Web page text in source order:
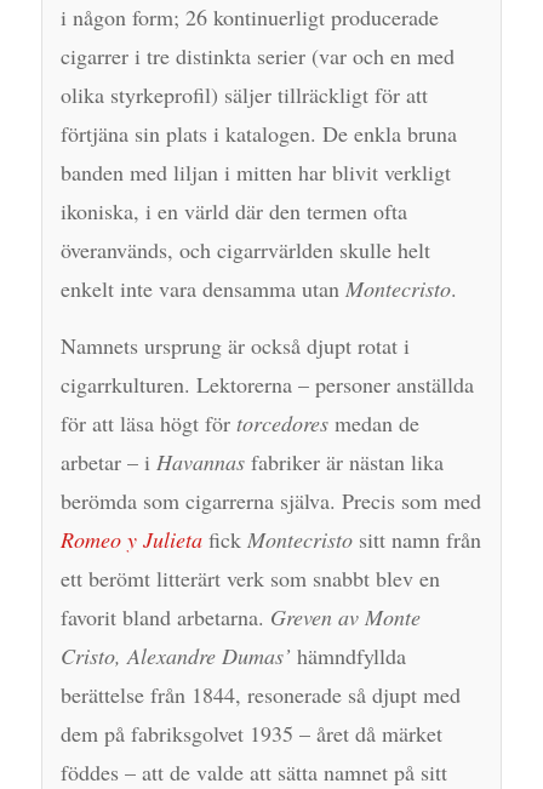
i någon form; 26 kontinuerligt producerade
cigarrer i tre distinkta serier (var och en med
olika styrkeprofil) säljer tillräckligt för att
förtjäna sin plats i katalogen. De enkla bruna
banden med liljan i mitten har blivit verkligt
ikoniska, i en värld där den termen ofta
överanvänds, och cigarrvärlden skulle helt
enkelt inte vara densamma utan Montecristo.
Namnets ursprung är också djupt rotat i
cigarrkulturen. Lektorerna – personer anställda
för att läsa högt för torcedoresmedan de
arbetar – i Havannasfabriker är nästan lika
berömda som cigarrerna själva. Precis som med
Romeo y Julietafick Montecristositt namn från
ett berömt litterärt verk som snabbt blev en
favorit bland arbetarna. Greven av Monte
Cristo, Alexandre Dumas’ hämndfyllda
berättelse från 1844, resonerade så djupt med
dem på fabriksgolvet 1935 – året då märket
föddes – att de valde att sätta namnet på sitt